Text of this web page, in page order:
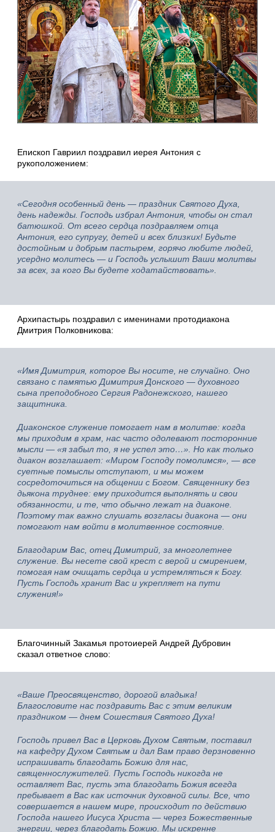
Епископ Гавриил поздравил иерея Антония с
рукоположением:
«Сегодня особенный день — праздник Святого Духа,
день надежды. Господь избрал Антония, чтобы он стал
батюшкой. От всего сердца поздравляем отца
Антония, его супругу, детей и всех близких! Будьте
достойным и добрым пастырем, горячо любите людей,
усердно молитесь — и Господь услышит Ваши молитвы
за всех, за кого Вы будете ходатайствовать».
Архипастырь поздравил с именинами протодиакона
Дмитрия Полковникова:
«Имя Димитрия, которое Вы носите, не случайно. Оно
связано с памятью Димитрия Донского — духовного
сына преподобного Сергия Радонежского, нашего
защитника.
Диаконское служение помогает нам в молитве: когда
мы приходим в храм, нас часто одолевают посторонние
мысли — «я забыл то, я не успел это…». Но как только
диакон возглашает: «Миром Господу помолимся», — все
суетные помыслы отступают, и мы можем
сосредоточиться на общении с Богом. Священнику без
дьякона труднее: ему приходится выполнять и свои
обязанности, и те, что обычно лежат на диаконе.
Поэтому так важно слушать возгласы диакона — они
помогают нам войти в молитвенное состояние.
Благодарим Вас, отец Димитрий, за многолетнее
служение. Вы несете свой крест с верой и смирением,
помогая нам очищать сердца и устремляться к Богу.
Пусть Господь хранит Вас и укрепляет на пути
служения!»
Благочинный Закамья протоиерей Андрей Дубровин
сказал ответное слово:
«Ваше Преосвященство, дорогой владыка!
Благословите нас поздравить Вас с этим великим
праздником — днем Сошествия Святого Духа!
Господь привел Вас в Церковь Духом Святым, поставил
на кафедру Духом Святым и дал Вам право дерзновенно
испрашивать благодать Божию для нас,
священнослужителей. Пусть Господь никогда не
оставляет Вас, пусть эта благодать Божия всегда
пребывает в Вас как источник духовной силы. Все, что
совершается в нашем мире, происходит по действию
Господа нашего Иисуса Христа — через Божественные
энергии, через благодать Божию. Мы искренне